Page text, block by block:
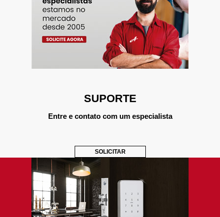
SUPORTE
Entre e contato com um especialista
SOLICITAR